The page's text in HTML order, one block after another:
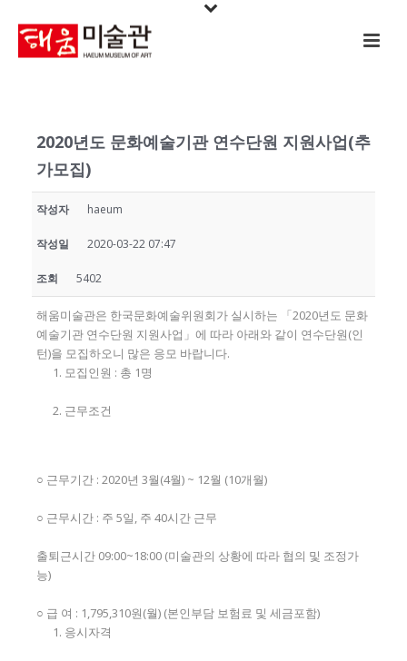
2020년도 문화예술기관 연수단원 지원사업(추
가모집)
작성자 haeum
작성일 2020-03-22 07:47
조회 5402
해움미술관은 한국문화예술위원회가 실시하는 「2020년도 문화
예술기관 연수단원 지원사업」에 따라 아래와 같이 연수단원(인
턴)을 모집하오니 많은 응모 바랍니다.
모집인원 : 총 1명
근무조건
○ 근무기간 : 2020년 3월(4월) ~ 12월 (10개월)
○ 근무시간 : 주 5일, 주 40시간 근무
출퇴근시간 09:00~18:00 (미술관의 상황에 따라 협의 및 조정가
능)
○ 급 여 : 1,795,310원(월) (본인부담 보험료 및 세금포함)
응시자격